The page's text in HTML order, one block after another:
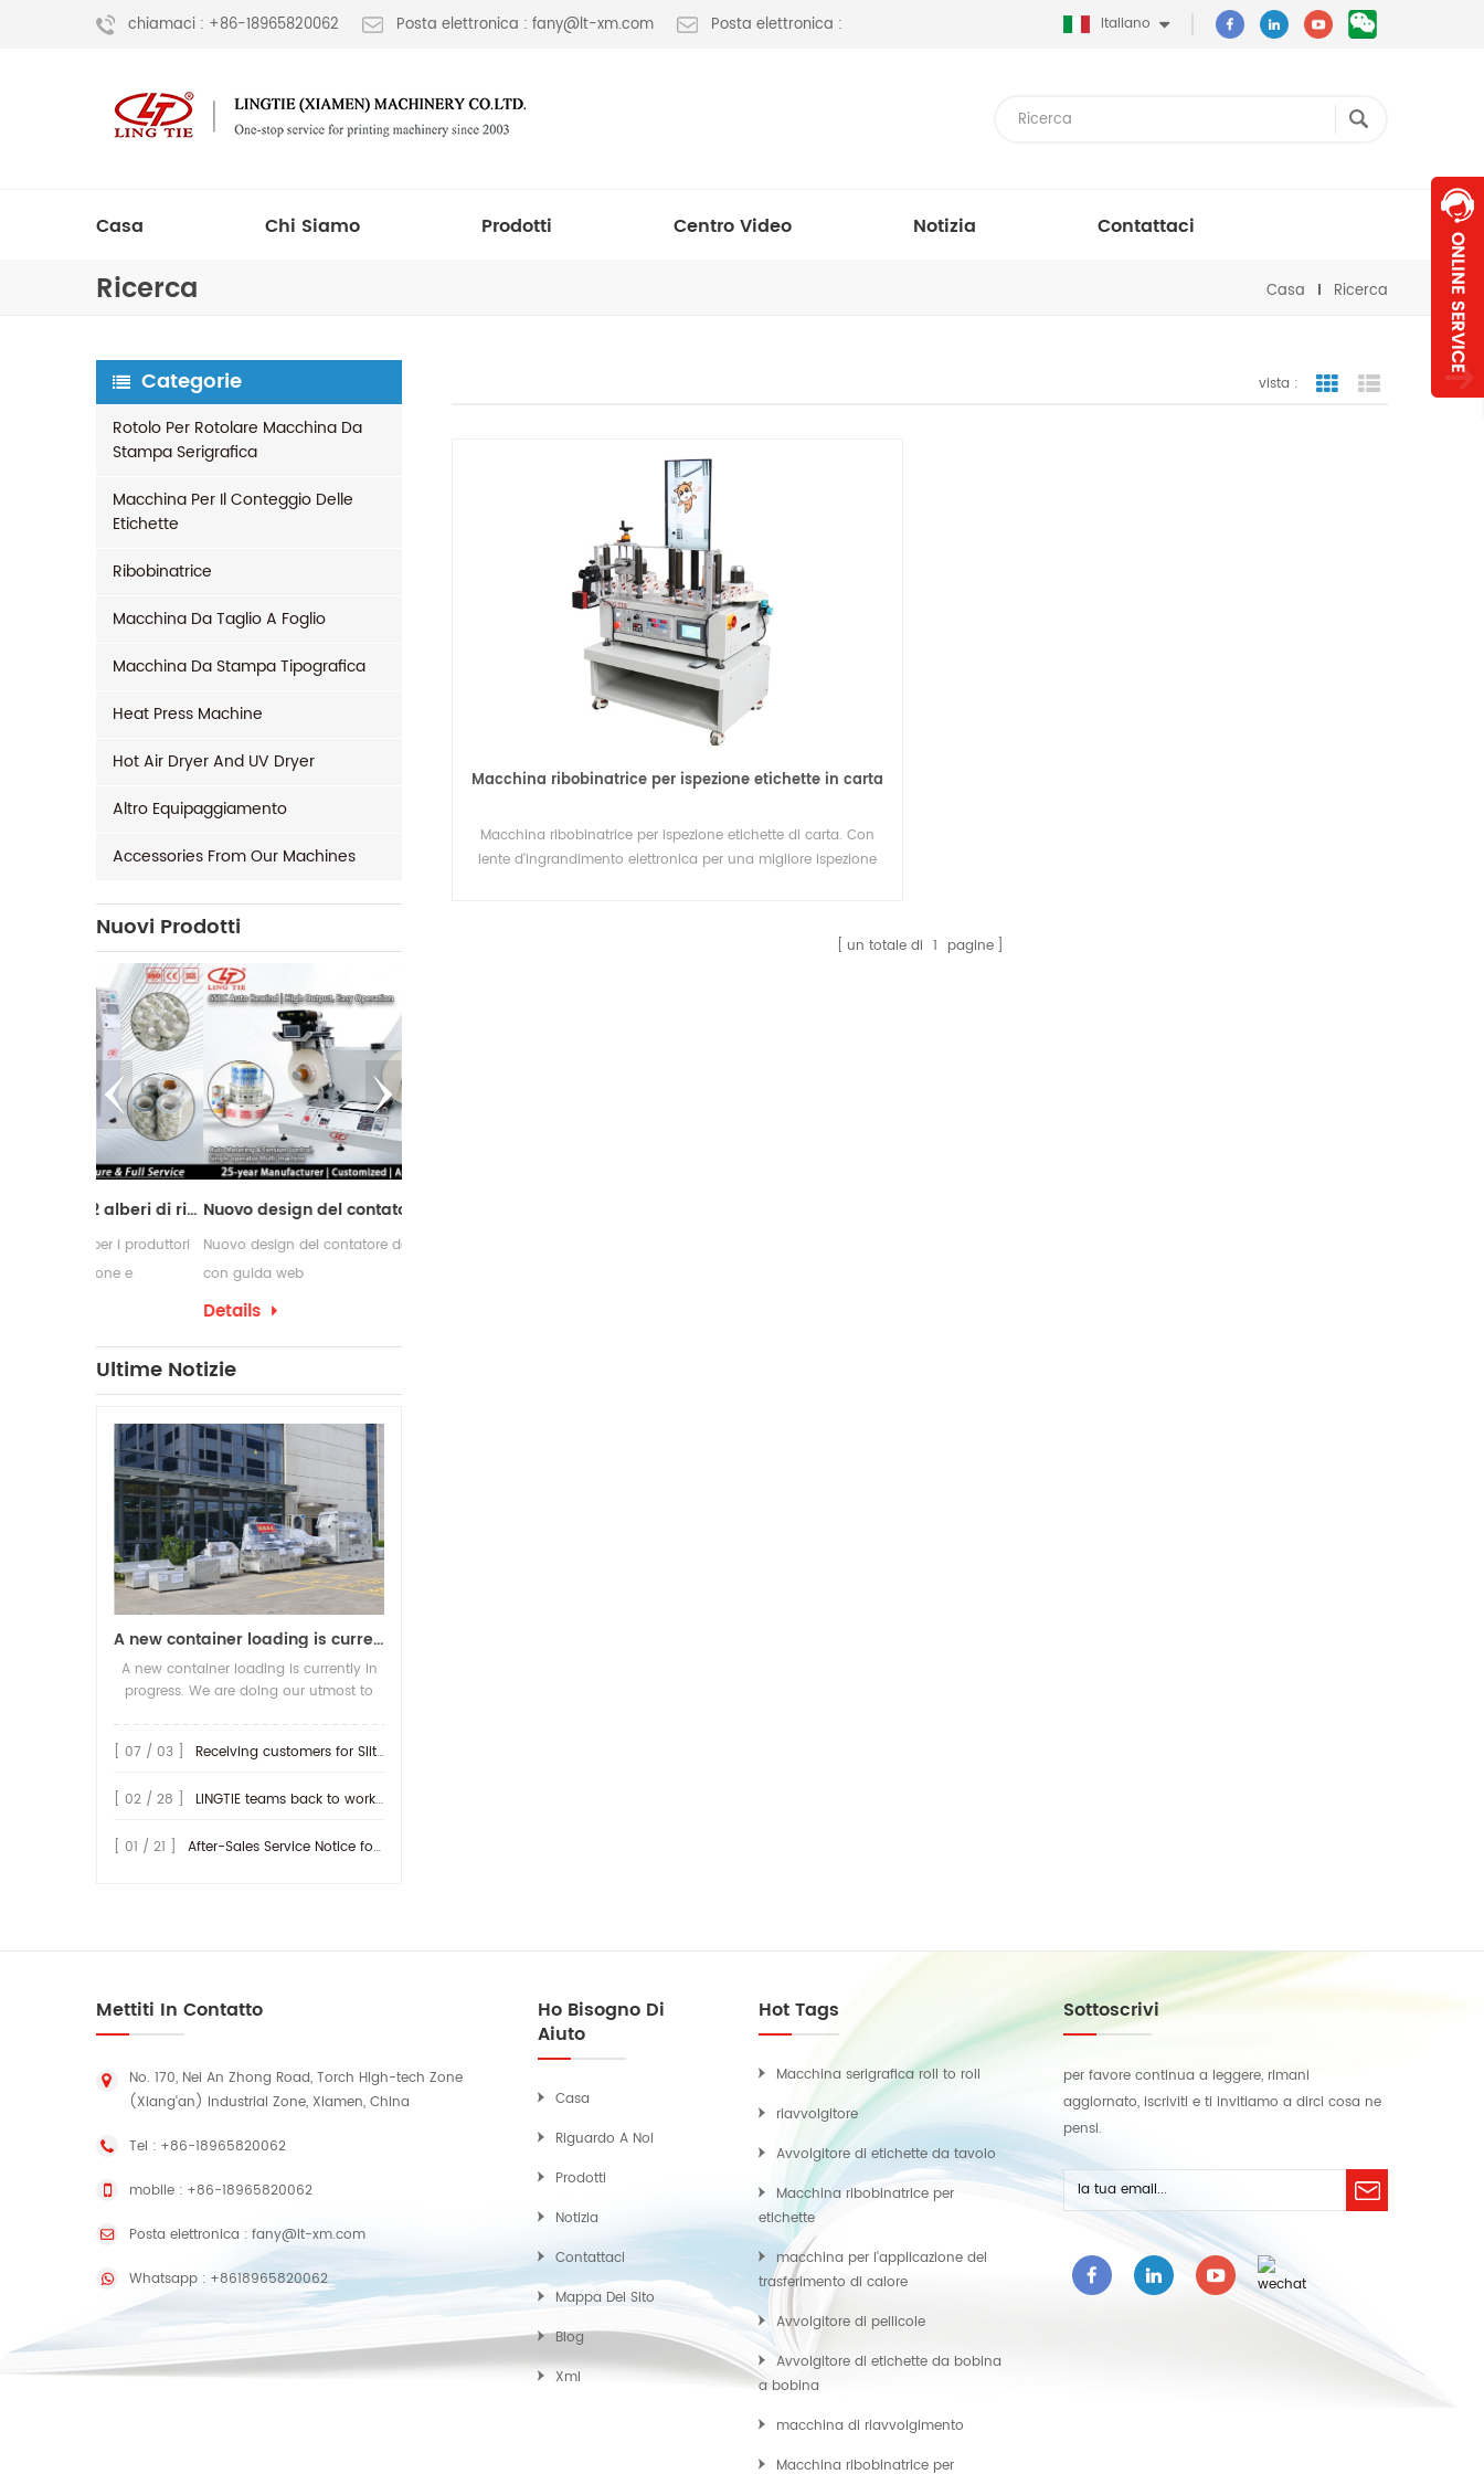
chiamaci : +86-18965820062 Posta elettronica : fany@lt-xm.com Posta elettronica : Italiano
Casa Chi Siamo Prodotti Centro Video Notizia Contattaci
Ricerca Casa Ricerca
Categorie
Rotolo Per Rotolare Macchina Da
Stampa Serigrafica
Macchina Per Il Conteggio Delle
Etichette
Ribobinatrice
Macchina Da Taglio A Foglio
Macchina Da Stampa Tipografica
Heat Press Machine
Hot Air Dryer And UV Dryer
Altro Equipaggiamento
Accessories From Our Machines
Nuovi Prodotti
Macchina da taglio con 2 alberi di riavvolgimento Nuovo design del contatore delle etichette con guida web
Nuovo design del contatore delle etichette
con guida web
Ultime Notizie
A new container loading is currently in progress.
A new container loading is currently in
progress. We are doing our utmost to
earliest possible time.
[ 07 / 03 ] Receiving customers for Slitting machine with differential Slip Shaft
[ 02 / 28 ] LINGTIE teams back to work at Feb.25th.
[ 01 / 21 ] After-Sales Service Notice for Turkey Region
vista : vista a griglia
Macchina ribobinatrice per ispezione etichette in carta
Macchina ribobinatrice per ispezione etichette di carta. Con
lente d'ingrandimento elettronica per una migliore ispezione
un totale di 1 pagine
Mettiti In Contatto
No. 170, Nei An Zhong Road, Torch High-tech Zone
(Xiang'an) Industrial Zone, Xiamen, China
Tel : +86-18965820062
mobile : +86-18965820062
Posta elettronica : fany@lt-xm.com
Whatsapp : +8618965820062
Ho Bisogno Di
Aiuto
Casa
Riguardo A Noi
Prodotti
Notizia
Contattaci
Mappa Del Sito
Blog
Xml
Hot Tags
Macchina serigrafica roll to roll
riavvolgitore
Avvolgitore di etichette da tavolo
Macchina ribobinatrice per
etichette
macchina per l'applicazione del
trasferimento di calore
Avvolgitore di pellicole
Avvolgitore di etichette da bobina
a bobina
macchina di riavvolgimento
Macchina ribobinatrice per
Sottoscrivi
per favore continua a leggere, rimani
aggiornato, iscriviti e ti invitiamo a dirci cosa ne
pensi.